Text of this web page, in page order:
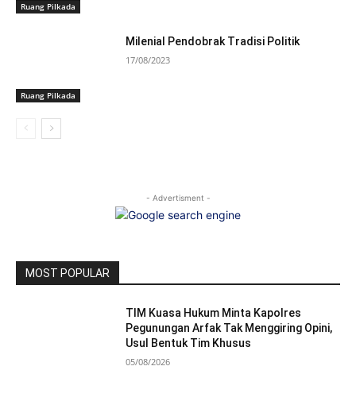
Ruang Pilkada
Ruang Pilkada
Milenial Pendobrak Tradisi Politik
17/08/2023
- Advertisment -
MOST POPULAR
TIM Kuasa Hukum Minta Kapolres
Pegunungan Arfak Tak Menggiring Opini,
Usul Bentuk Tim Khusus
05/08/2026